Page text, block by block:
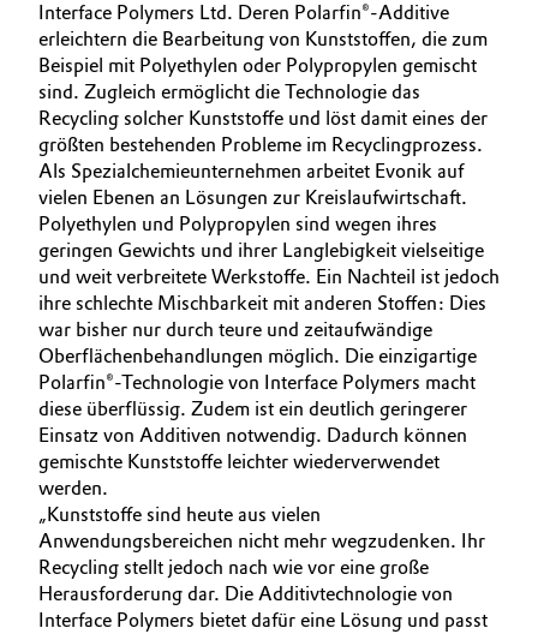
Circular Economy
Coatings, Paints & Printing
Composites
Consumer Goods & Lifestyle
Electronics & Telecommunications
Energy, Environment & Utilities
Food & Beverage
Green Hydrogen
Home Care & Cleaning
Industrial Manufacturing & Machinery
Business Lines
Weltweite Standorte
ESHQ
Einkauf
Governance & Compliance
Allgemeine Verkaufs- und Lieferbedingungen
(AVB)
Business Lines
Karriere
Investor Relations
Medien
Interface Polymers Ltd. Deren Polarfin®-Additive
erleichtern die Bearbeitung von Kunststoffen, die zum
Beispiel mit Polyethylen oder Polypropylen gemischt
sind. Zugleich ermöglicht die Technologie das
Recycling solcher Kunststoffe und löst damit eines der
größten bestehenden Probleme im Recyclingprozess.
Als Spezialchemieunternehmen arbeitet Evonik auf
vielen Ebenen an Lösungen zur Kreislaufwirtschaft.
Polyethylen und Polypropylen sind wegen ihres
geringen Gewichts und ihrer Langlebigkeit vielseitige
und weit verbreitete Werkstoffe. Ein Nachteil ist jedoch
ihre schlechte Mischbarkeit mit anderen Stoffen: Dies
war bisher nur durch teure und zeitaufwändige
Oberflächenbehandlungen möglich. Die einzigartige
Polarfin®-Technologie von Interface Polymers macht
diese überflüssig. Zudem ist ein deutlich geringerer
Einsatz von Additiven notwendig. Dadurch können
gemischte Kunststoffe leichter wiederverwendet
werden.
„Kunststoffe sind heute aus vielen
Anwendungsbereichen nicht mehr wegzudenken. Ihr
Recycling stellt jedoch nach wie vor eine große
Herausforderung dar. Die Additivtechnologie von
Interface Polymers bietet dafür eine Lösung und passt